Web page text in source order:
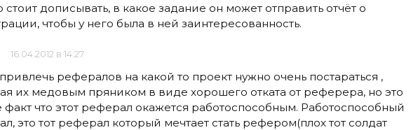
стоит дописывать, в какое задание он может отправить отчёт о
чтобы у него была в ней заинтересованность.
16.04.2012 в 14:27
рефералов на какой то проект нужно очень постараться ,
их медовым пряником в виде хорошего отката от реферера, но это
что этот реферал окажется работоспособным. Работоспособный
это тот реферал который мечтает стать рефером(плох тот солдат